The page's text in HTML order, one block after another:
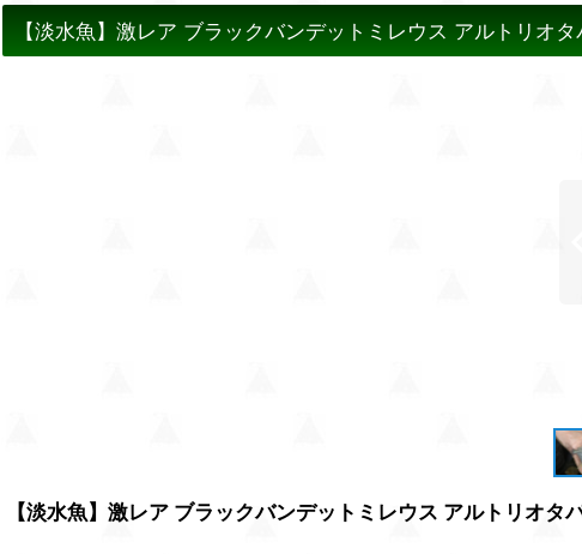
【淡水魚】激レア ブラックバンデットミレウス アルトリオ
【淡水魚】激レア ブラックバンデットミレウス アルトリオ